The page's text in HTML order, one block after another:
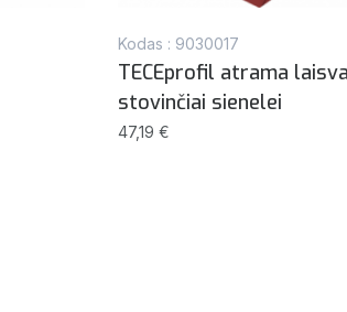
Kodas : 9030017
TECEprofil atrama
stovinčiai sienelei
47,19 €